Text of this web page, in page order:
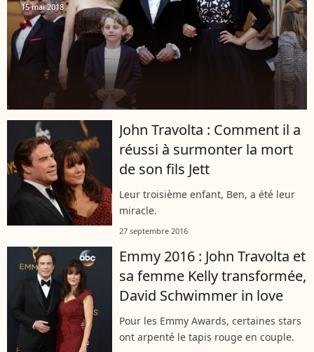
15 mai 2018
John Travolta : Comment il a
réussi à surmonter la mort
de son fils Jett
Leur troisième enfant, Ben, a été leur
miracle.
27 septembre 2016
Emmy 2016 : John Travolta et
sa femme Kelly transformée,
David Schwimmer in love
Pour les Emmy Awards, certaines stars
ont arpenté le tapis rouge en couple.